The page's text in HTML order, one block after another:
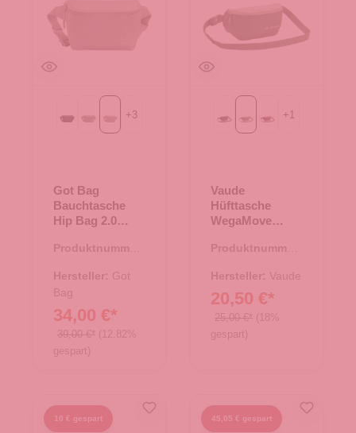
Blackbass scallop
+3
Got Bag
Bauchtasche
Hip Bag 2.0
Produktnummer:
Hersteller: Got
Bag
34,00 €*
39,00 €* (12.82%
gespart)
Blackcedar wood
dark cherry
+ 1
Vaude
Hüfttasche
WegaMove
Produktnummer:
Hersteller: Vaude
20,50 €*
25,00 €* (18%
gespart)
10 € gespart 45,05 € gespart